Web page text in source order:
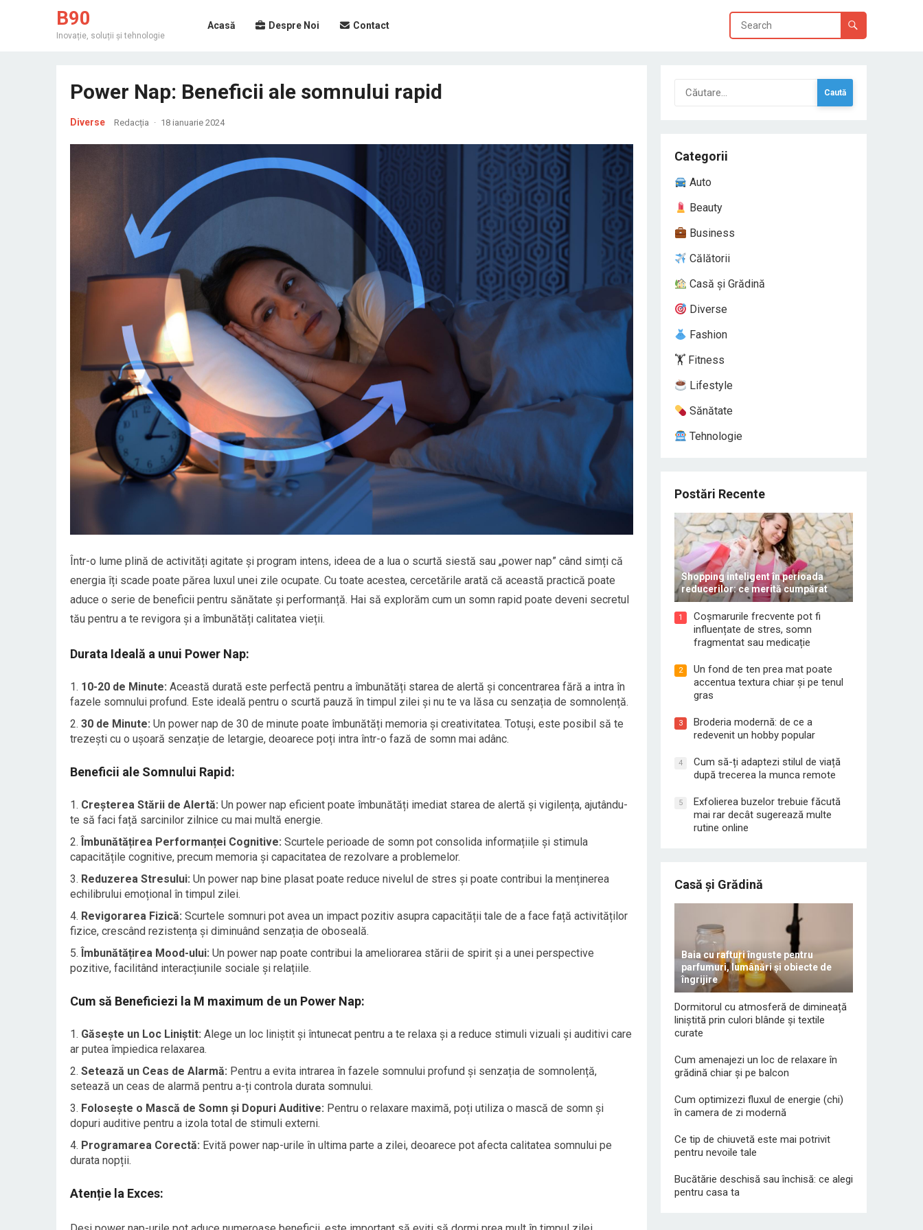
B90
Inovație, soluții și tehnologie
Acasă Despre Noi Contact
Power Nap: Beneficii ale somnului rapid
Diverse Redacția · 18 ianuarie 2024
Într-o lume plină de activități agitate și program intens, ideea de a lua o scurtă siestă sau „power nap” când simți că
energia îți scade poate părea luxul unei zile ocupate. Cu toate acestea, cercetările arată că această practică poate
aduce o serie de beneficii pentru sănătate și performanță. Hai să explorăm cum un somn rapid poate deveni secretul
tău pentru a te revigora și a îmbunătăți calitatea vieții.
Durata Ideală a unui Power Nap:
10-20 de Minute: Această durată este perfectă pentru a îmbunătăți starea de alertă și concentrarea fără a intra în
fazele somnului profund. Este ideală pentru o scurtă pauză în timpul zilei și nu te va lăsa cu senzația de somnolență.
30 de Minute: Un power nap de 30 de minute poate îmbunătăți memoria și creativitatea. Totuși, este posibil să te
trezești cu o ușoară senzație de letargie, deoarece poți intra într-o fază de somn mai adânc.
Beneficii ale Somnului Rapid:
Creșterea Stării de Alertă: Un power nap eficient poate îmbunătăți imediat starea de alertă și vigilența, ajutându-
te să faci față sarcinilor zilnice cu mai multă energie.
Îmbunătățirea Performanței Cognitive: Scurtele perioade de somn pot consolida informațiile și stimula
capacitățile cognitive, precum memoria și capacitatea de rezolvare a problemelor.
Reduzerea Stresului: Un power nap bine plasat poate reduce nivelul de stres și poate contribui la menținerea
echilibrului emoțional în timpul zilei.
Revigorarea Fizică: Scurtele somnuri pot avea un impact pozitiv asupra capacității tale de a face față activităților
fizice, crescând rezistența și diminuând senzația de oboseală.
Îmbunătățirea Mood-ului: Un power nap poate contribui la ameliorarea stării de spirit și a unei perspective
pozitive, facilitând interacțiunile sociale și relațiile.
Cum să Beneficiezi la M maximum de un Power Nap:
Găsește un Loc Liniștit: Alege un loc liniștit și întunecat pentru a te relaxa și a reduce stimuli vizuali și auditivi care
ar putea împiedica relaxarea.
Setează un Ceas de Alarmă: Pentru a evita intrarea în fazele somnului profund și senzația de somnolență,
setează un ceas de alarmă pentru a-ți controla durata somnului.
Folosește o Mască de Somn și Dopuri Auditive: Pentru o relaxare maximă, poți utiliza o mască de somn și
dopuri auditive pentru a izola total de stimuli externi.
Programarea Corectă: Evită power nap-urile în ultima parte a zilei, deoarece pot afecta calitatea somnului pe
durata nopții.
Atenție la Exces:
Caută
după:
Categorii
Auto
Beauty
Business
Călătorii
Casă și Grădină
Diverse
Fashion
🏋️ Fitness
Lifestyle
Sănătate
Tehnologie
Postări Recente
Shopping inteligent în perioada
reducerilor: ce merită cumpărat
1
Coșmarurile frecvente pot fi
influențate de stres, somn
fragmentat sau medicație
2
Un fond de ten prea mat poate
accentua textura chiar și pe tenul
gras
3
Broderia modernă: de ce a
redevenit un hobby popular
4
Cum să-ți adaptezi stilul de viață
după trecerea la munca remote
5
Exfolierea buzelor trebuie făcută
mai rar decât sugerează multe
rutine online
Casă și Grădină
Baia cu rafturi înguste pentru
parfumuri, lumânări și obiecte de
îngrijire
Dormitorul cu atmosferă de dimineață
liniștită prin culori blânde și textile
curate
Cum amenajezi un loc de relaxare în
grădină chiar și pe balcon
Cum optimizezi fluxul de energie (chi)
în camera de zi modernă
Ce tip de chiuvetă este mai potrivit
pentru nevoile tale
Bucătărie deschisă sau închisă: ce alegi
pentru casa ta